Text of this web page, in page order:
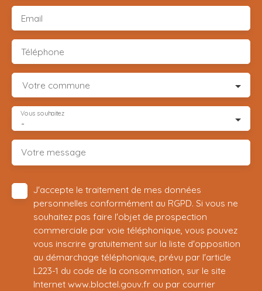
Email
Téléphone
Votre commune
-
Vous souhaitez
Votre message
J'accepte le traitement de mes données
personnelles conformément au RGPD. Si vous ne
souhaitez pas faire l'objet de prospection
commerciale par voie téléphonique, vous pouvez
vous inscrire gratuitement sur la liste d'opposition
au démarchage téléphonique, prévu par l'article
L223-1 du code de la consommation, sur le site
Internet www.bloctel.gouv.fr ou par courrier